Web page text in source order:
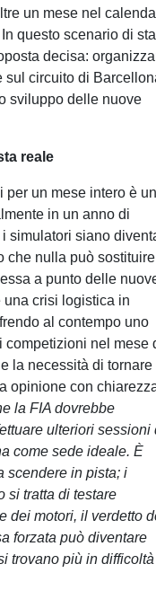
un mese nel
questo scenario di
decisa:
sul circuito di
sviluppo delle nuove
reale
per un mese intero è un
in un anno di
simulatori siano
che nulla può sostituire
a punto delle
una crisi logistica in
al contempo uno
competizioni nel mese
la necessità di tornare
opinione con
la FIA dovrebbe
ulteriori sessioni
come sede ideale. È
scendere in pista; i
si tratta di testare
dei motori, il verdetto
forzata può diventare
trovano più in